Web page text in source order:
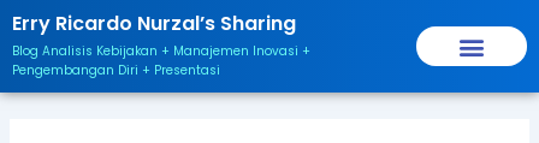
Skip
to
content
Erry Ricardo Nurzal’s Sharing
Blog Analisis Kebijakan + Manajemen Inovasi +
Pengembangan Diri + Presentasi
Post
navigation